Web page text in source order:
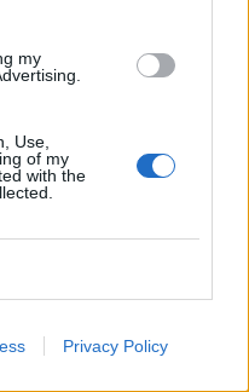
my
Use,
of my
with the
Privacy Policy
1 MAX
1 MIN